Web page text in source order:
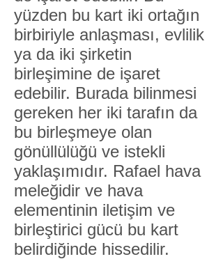
yüzden bu kart iki ortağın
birbiriyle anlaşması, evlilik
ya da iki şirketin
birleşimine de işaret
edebilir. Burada bilinmesi
gereken her iki tarafın da
bu birleşmeye olan
gönüllülüğü ve istekli
yaklaşımıdır. Rafael hava
meleğidir ve hava
elementinin iletişim ve
birleştirici gücü bu kart
belirdiğinde hissedilir.